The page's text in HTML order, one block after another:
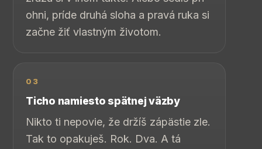
ohni, príde druhá sloha a pravá ruka si
začne žiť vlastným životom.
03
Ticho namiesto spätnej väzby
Nikto ti nepovie, že držíš zápästie zle.
Tak to opakuješ. Rok. Dva. A tá